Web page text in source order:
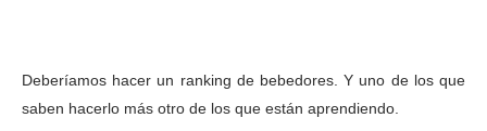
Deberíamos hacer un ranking de bebedores. Y uno de los que
saben hacerlo más otro de los que están aprendiendo.